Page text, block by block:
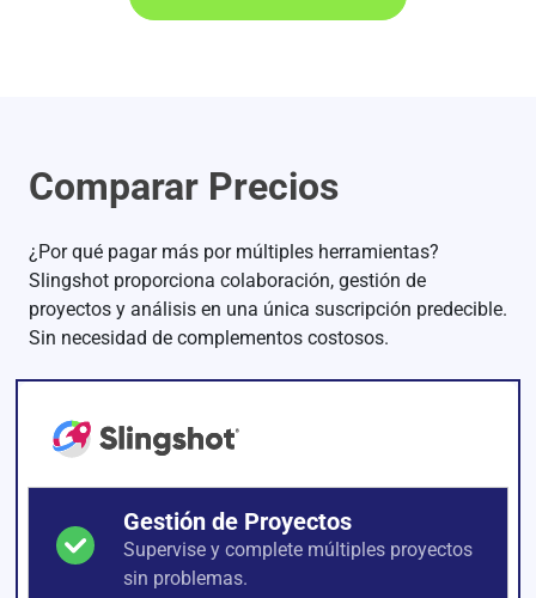
Comparar Precios
¿Por qué pagar más por múltiples herramientas?
Slingshot proporciona colaboración, gestión de
proyectos y análisis en una única suscripción predecible.
Sin necesidad de complementos costosos.
Gestión de Proyectos
Supervise y complete múltiples proyectos
sin problemas.